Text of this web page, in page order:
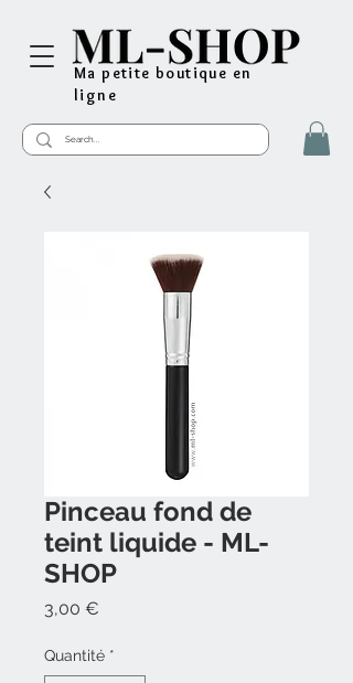
Ma petite boutique en
ligne
Pinceau fond de
teint liquide - ML-
SHOP
3,00 €
Quantité *